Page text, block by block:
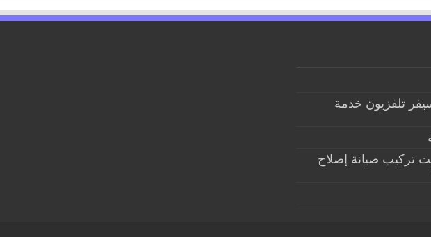
تلفزيون خدمة
تركيب صيانة إصلاح